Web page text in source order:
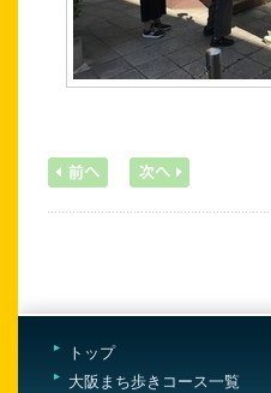
トップ
大阪まち歩きコース一覧